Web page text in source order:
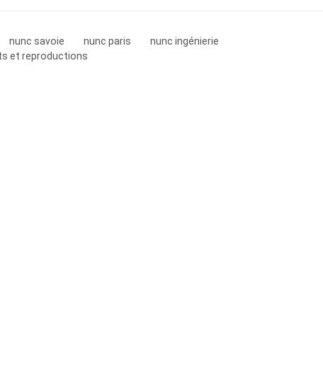
nunc savoie nunc paris
nunc ingénierie
et reproductions